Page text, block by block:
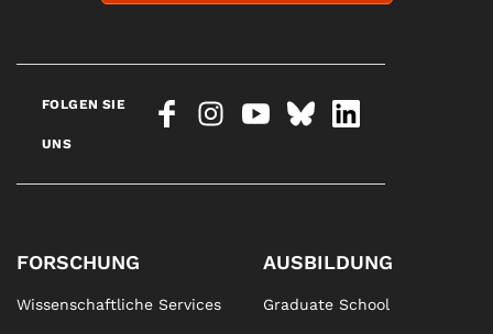
FOLGEN SIE
UNS
FORSCHUNG
Wissenschaftliche Services
AUSBILDUNG
Graduate School